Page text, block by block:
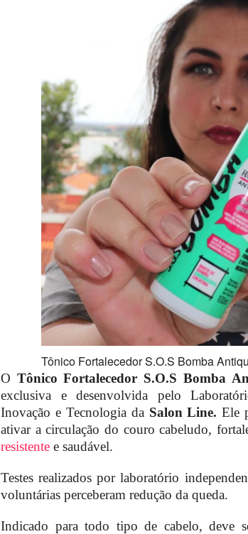
Tônico Fortalecedor S.O.S Bomba
O Tônico Fortalecedor S.O.S Bomba
exclusiva e desenvolvida pelo
Inovação e Tecnologia da Salon Line. Ele
ativar a circulação do couro cabeludo,
resistente e saudável.
Testes realizados por laboratório
voluntárias perceberam redução da queda.
Indicado para todo tipo de cabelo, deve